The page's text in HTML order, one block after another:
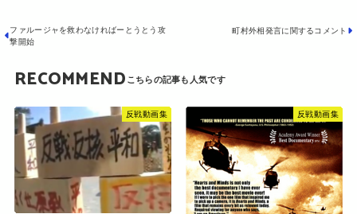
町村外相発言に関するコメント
ファルージャを救わなければーとうとう攻
撃開始
RECOMMEND
反戦動画集 反戦動画集